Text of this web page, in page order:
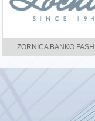
ZORNICA BANKO